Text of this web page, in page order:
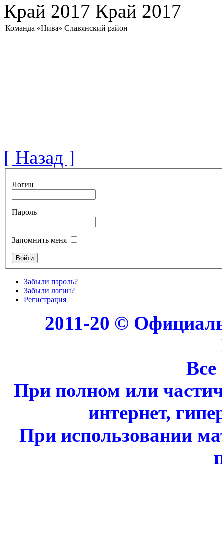
Край 2017 Край 2017
Команда «Нива» Славянский район
[ Назад ]
Логин
Пароль
Запомнить меня
Забыли пароль?
Забыли логин?
Регистрация
2011-20 ©
При полном или
интернет,
При использовании